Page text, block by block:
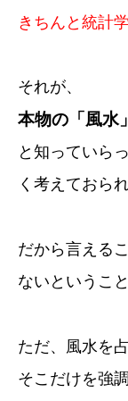
きちんと統計
それが、
本物の「風水」
と知っていら
く考えておら
だから言える
ないということ
ただ、風水を
そこだけを強